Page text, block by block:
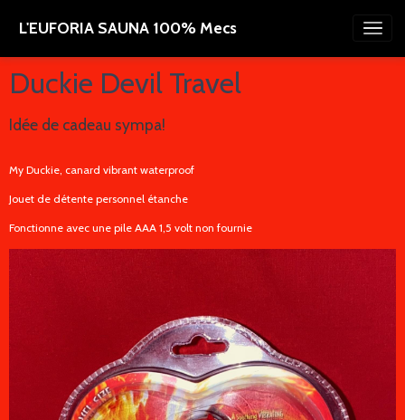
L'EUFORIA SAUNA 100% Mecs
Duckie Devil Travel
Idée de cadeau sympa!
My Duckie, canard vibrant waterproof
Jouet de détente personnel étanche
Fonctionne avec une pile AAA 1,5 volt non fournie